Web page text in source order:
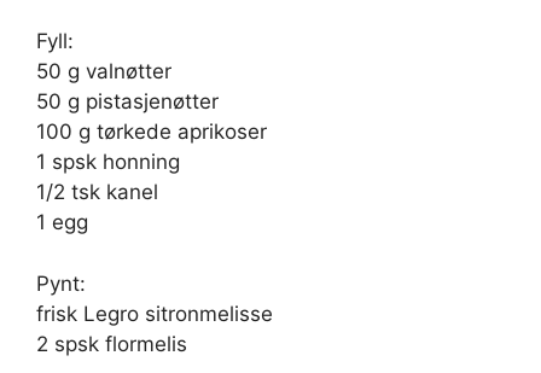
Fyll:
50 g valnøtter
50 g pistasjenøtter
100 g tørkede aprikoser
1 spsk honning
1/2 tsk kanel
1 egg
Pynt:
frisk Legro sitronmelisse
2 spsk flormelis